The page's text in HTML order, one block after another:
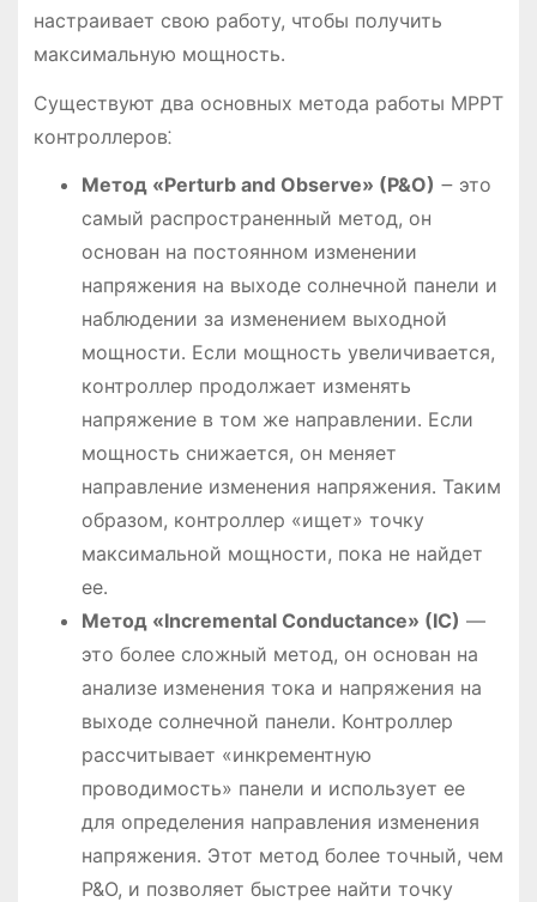
настраивает свою работу, чтобы получить
максимальную мощность․
Существуют два основных метода работы MPPT
контроллеров⁚
Метод «Perturb and Observe» (P&O) ౼ это
самый распространенный метод, он
основан на постоянном изменении
напряжения на выходе солнечной панели и
наблюдении за изменением выходной
мощности․ Если мощность увеличивается,
контроллер продолжает изменять
напряжение в том же направлении․ Если
мощность снижается, он меняет
направление изменения напряжения․ Таким
образом, контроллер «ищет» точку
максимальной мощности, пока не найдет
ее․
Метод «Incremental Conductance» (IC) —
это более сложный метод, он основан на
анализе изменения тока и напряжения на
выходе солнечной панели․ Контроллер
рассчитывает «инкрементную
проводимость» панели и использует ее
для определения направления изменения
напряжения․ Этот метод более точный, чем
P&O, и позволяет быстрее найти точку